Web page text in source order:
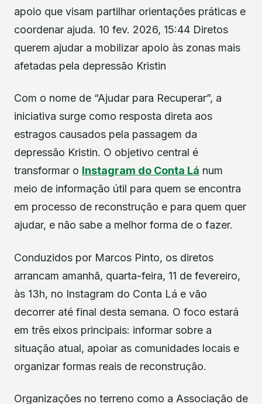
apoio que visam partilhar orientações práticas e
coordenar ajuda. 10 fev. 2026, 15:44 Diretos
querem ajudar a mobilizar apoio às zonas mais
afetadas pela depressão Kristin
Com o nome de “Ajudar para Recuperar”, a
iniciativa surge como resposta direta aos
estragos causados pela passagem da
depressão Kristin. O objetivo central é
transformar o Instagram do Conta Lá num
meio de informação útil para quem se encontra
em processo de reconstrução e para quem quer
ajudar, e não sabe a melhor forma de o fazer.
Conduzidos por Marcos Pinto, os diretos
arrancam amanhã, quarta-feira, 11 de fevereiro,
às 13h, no Instagram do Conta Lá e vão
decorrer até final desta semana. O foco estará
em três eixos principais: informar sobre a
situação atual, apoiar as comunidades locais e
organizar formas reais de reconstrução.
Organizações no terreno como a Associação de